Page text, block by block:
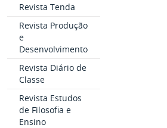
Revista Tenda
Revista Produção
e
Desenvolvimento
Revista Diário de
Classe
Revista Estudos
de Filosofia e
Ensino